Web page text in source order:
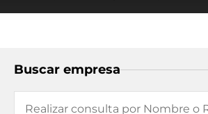
Buscar empresa